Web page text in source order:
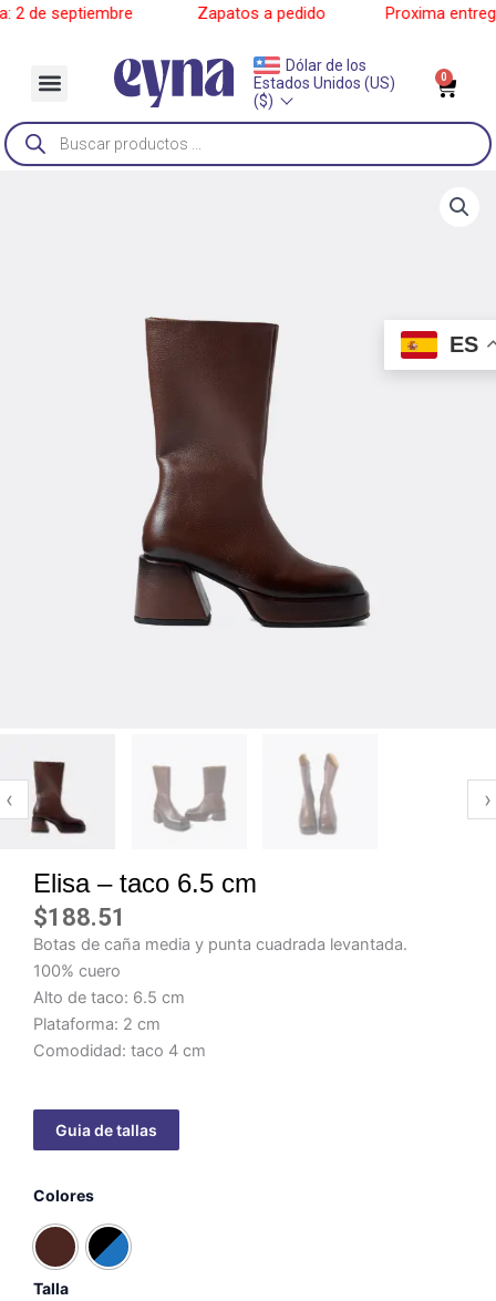
Irde septiembre______ Zapatos a pedido______ Proxima
Menu
Dólar de los
Estados Unidos (US)
($)
0
Búsqueda
de
productos
‹ ›
Elisa – taco 6.5 cm
$188.51
Botas de caña media y punta cuadrada levantada.
100% cuero
Alto de taco: 6.5 cm
Plataforma: 2 cm
Comodidad: taco 4 cm
Colores
Talla
-
taco
6.5
cm
cantidad
ES